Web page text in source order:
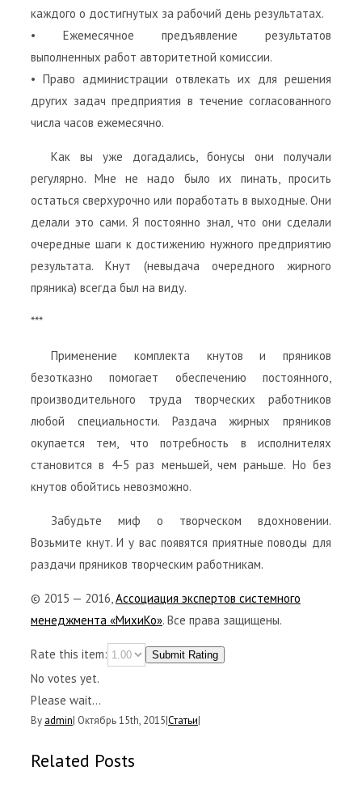
каждого о достигнутых за рабочий день результатах.
• Ежемесячное предъявление результатов
выполненных работ авторитетной комиссии.
• Право администрации отвлекать их для решения
других задач предприятия в течение согласованного
числа часов ежемесячно.
Как вы уже догадались, бонусы они получали
регулярно. Мне не надо было их пинать, просить
остаться сверхурочно или поработать в выходные. Они
делали это сами. Я постоянно знал, что они сделали
очередные шаги к достижению нужного предприятию
результата. Кнут (невыдача очередного жирного
пряника) всегда был на виду.
***
Применение комплекта кнутов и пряников
безотказно помогает обеспечению постоянного,
производительного труда творческих работников
любой специальности. Раздача жирных пряников
окупается тем, что потребность в исполнителях
становится в 4-5 раз меньшей, чем раньше. Но без
кнутов обойтись невозможно.
Забудьте миф о творческом вдохновении.
Возьмите кнут. И у вас появятся приятные поводы для
раздачи пряников творческим работникам.
© 2015 — 2016, Ассоциация экспертов системного
менеджмента «МихиКо». Все права защищены.
Rate this item: Submit Rating
No votes yet.
Please wait...
By admin| Октябрь 15th, 2015|Статьи|
Related Posts